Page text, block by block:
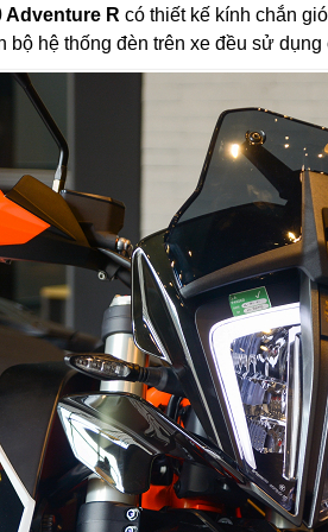
Adventure R có thiết kế kính chắn
bộ hệ thống đèn trên xe đều sử dụng